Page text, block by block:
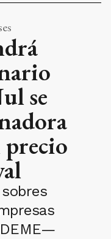
se
precio